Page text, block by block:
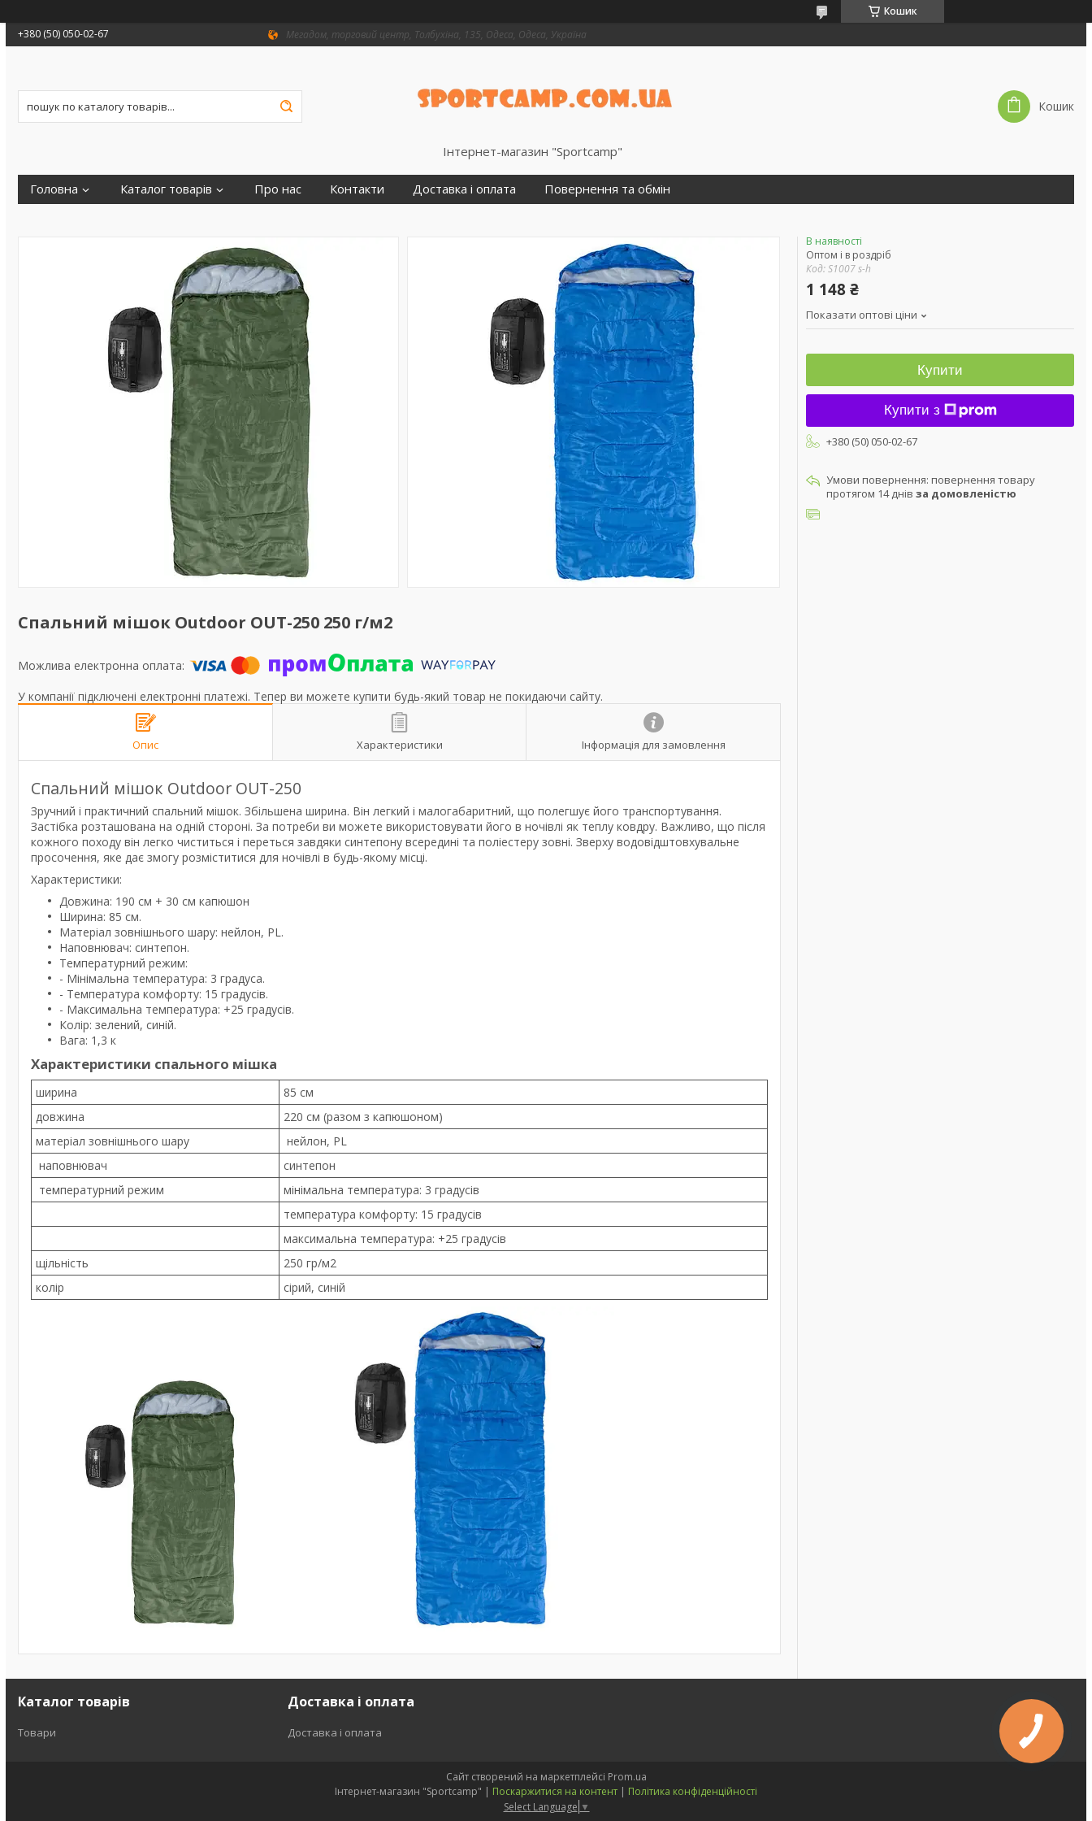
Кошик
+380 (50) 050-02-67
Мегадом, торговий центр, Толбухіна, 135, Одеса, Одеса, Україна
Інтернет-магазин "Sportcamp"
Кошик
Головна Каталог товарів Про нас Контакти Доставка і оплата Повернення та обмін
Спальний мішок Outdoor OUT-250 250 г/м2
У компанії підключені електронні платежі. Тепер ви можете купити будь-який товар не покидаючи сайту.
Опис Характеристики Інформація для замовлення
Спальний мішок Outdoor OUT-250
Зручний і практичний спальний мішок. Збільшена ширина. Він легкий і малогабаритний, що полегшує його транспортування.
Застібка розташована на одній стороні. За потреби ви можете використовувати його в ночівлі як теплу ковдру. Важливо, що після
кожного походу він легко чиститься і переться завдяки синтепону всередині та поліестеру зовні. Зверху водовідштовхувальне
просочення, яке дає змогу розміститися для ночівлі в будь-якому місці.
Характеристики:
Довжина: 190 см + 30 см капюшон
Ширина: 85 см.
Матеріал зовнішнього шару: нейлон, PL.
Наповнювач: синтепон.
Температурний режим:
- Мінімальна температура: 3 градуса.
- Температура комфорту: 15 градусів.
- Максимальна температура: +25 градусів.
Колір: зелений, синій.
Вага: 1,3 к
Характеристики спального мішка
ширина
85 см
довжина
220 см (разом з капюшоном)
матеріал зовнішнього шару
нейлон, PL
наповнювач
синтепон
температурний режим
мінімальна температура: 3 градусів
температура комфорту: 15 градусів
максимальна температура: +25 градусів
щільність
250 гр/м2
колір
сірий, синій
В наявності
Оптом і в роздріб
Код:S1007 s-h
1 148 ₴
Показати оптові ціни
Купити
Купити з
+380 (50) 050-02-67
повернення товару
протягом 14 днів за домовленістю
Каталог товарів
Товари
Доставка і оплата
Доставка і оплата
Сайт створений на маркетплейсі Prom.ua
Інтернет-магазин "Sportcamp" | Поскаржитися на контент | Політика конфіденційності
Select Language ▼